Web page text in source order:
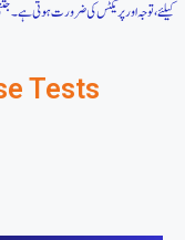
کیلئے، توجہ اور پریکٹس کی ضرورت ہوتی ہے۔
Tests